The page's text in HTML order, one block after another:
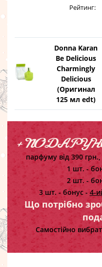
Рейтинг:
Donna Karan
Be Delicious
Charmingly
Delicious
(Оригинал
125 мл edt)
+
парфуму від 390 грн.,
1 шт. -
2 шт. -
3 шт. - бонус -4-
Що потрібно
Самостійно